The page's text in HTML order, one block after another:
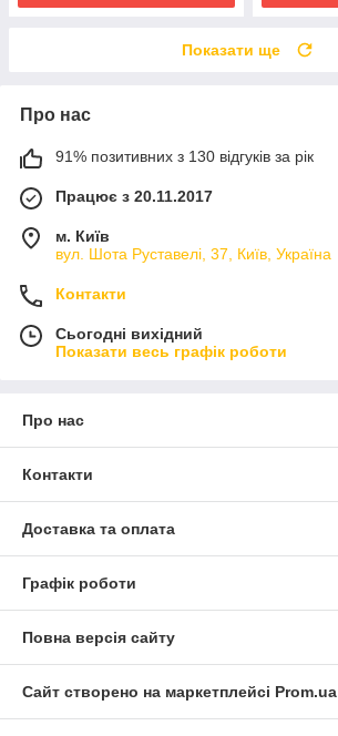
Показати ще
Про нас
91% позитивних з 130 відгуків за рік
Працює з 20.11.2017
м. Київ
вул. Шота Руставелі, 37, Київ, Україна
Контакти
Сьогодні вихідний
Показати весь графік роботи
Про нас
Контакти
Доставка та оплата
Графік роботи
Повна версія сайту
Сайт створено на маркетплейсі Prom.ua